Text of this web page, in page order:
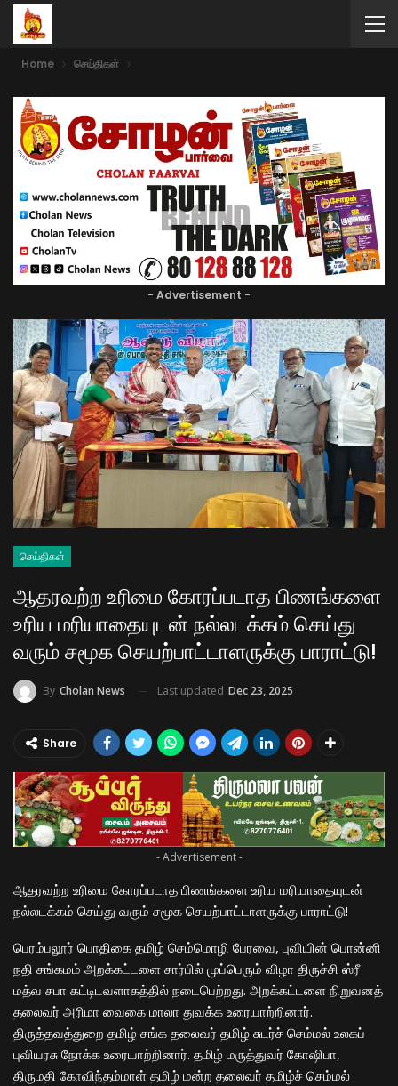
Home செய்திகள்
- Advertisement -
செய்திகள்
ஆதரவற்ற உரிமை கோரப்படாத பிணங்களை
உரிய மரியாதையுடன் நல்லடக்கம் செய்து
வரும் சமூக செயற்பாட்டாளருக்கு பாராட்டு!
By Cholan News Last updated Dec 23, 2025
Share
- Advertisement -
ஆதரவற்ற உரிமை கோரப்படாத பிணங்களை உரிய மரியாதையுடன்
நல்லடக்கம் செய்து வரும் சமூக செயற்பாட்டாளருக்கு பாராட்டு!
பெரம்பலூர் பொதிகை தமிழ் செம்மொழி பேரவை, புவியின் பொன்னி
நதி சங்கமம் அறக்கட்டளை சார்பில் முப்பெரும் விழா திருச்சி ஸ்ரீ
மத்வ சபா கட்டிடவளாகத்தில் நடைபெற்றது. அறக்கட்டளை நிறுவனத்
தலைவர் அரிமா வைகை மாலா துவக்க உரையாற்றினார்.
திருத்தவத்துறை தமிழ் சங்க தலைவர் தமிழ் சுடர்ச் செம்மல் உலகப்
புவியரசு நோக்க உரையாற்றினார். தமிழ் மருத்துவர் கோஷிபா,
திருமதி கோவிந்தம்மாள் தமிழ் மன்ற தலைவர் தமிழ்ச் செம்மல்